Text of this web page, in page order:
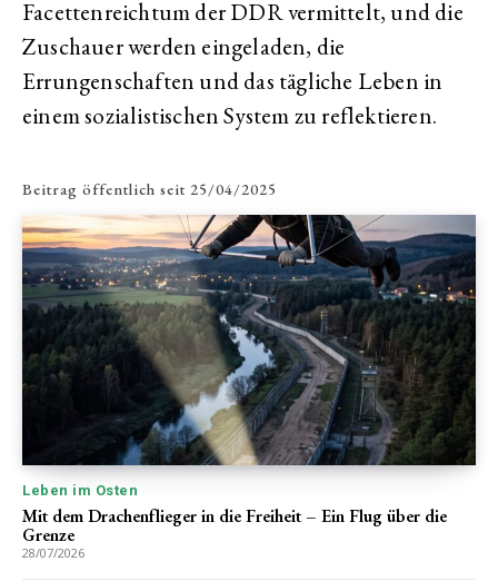
Facettenreichtum der DDR vermittelt, und die
Zuschauer werden eingeladen, die
Errungenschaften und das tägliche Leben in
einem sozialistischen System zu reflektieren.
Beitrag öffentlich seit 25/04/2025
Leben im Osten
Mit dem Drachenflieger in die Freiheit – Ein Flug über die
Grenze
28/07/2026